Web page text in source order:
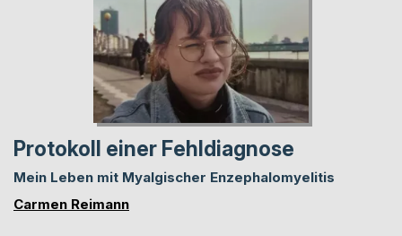
Protokoll einer Fehldiagnose
Mein Leben mit Myalgischer Enzephalomyelitis
Carmen Reimann